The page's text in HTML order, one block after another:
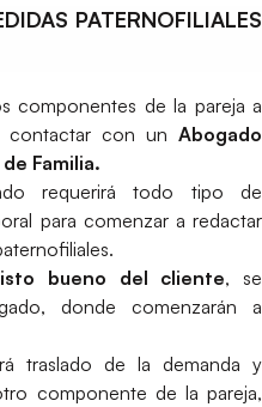
PATERNOFILIALES
componentes de la pareja a
contactar con un Abogado
Familia.
requerirá todo tipo de
para comenzar a redactar
bueno del cliente, se
donde comenzarán a
traslado de la demanda y
componente de la pareja,